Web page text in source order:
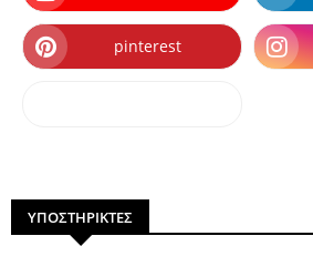
pinterest
ΥΠΟΣΤΗΡΙΚΤΕΣ